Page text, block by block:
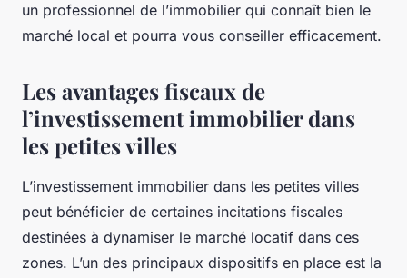
un professionnel de l’immobilier qui connaît bien le
marché local et pourra vous conseiller efficacement.
Les avantages fiscaux de
l’investissement immobilier dans
les petites villes
L’investissement immobilier dans les petites villes
peut bénéficier de certaines incitations fiscales
destinées à dynamiser le marché locatif dans ces
zones. L’un des principaux dispositifs en place est la